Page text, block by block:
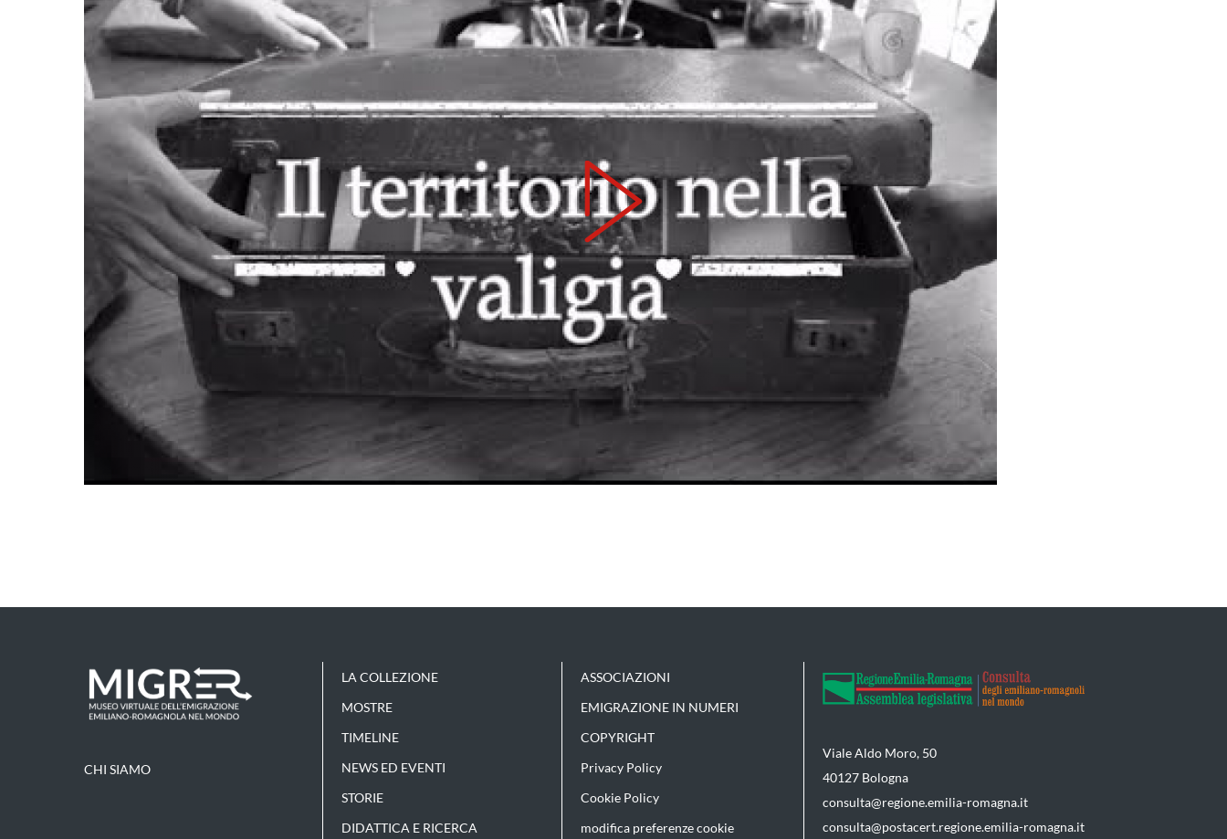
CHI SIAMO
LA COLLEZIONE
MOSTRE
TIMELINE
NEWS ED EVENTI
STORIE
DIDATTICA E RICERCA
ASSOCIAZIONI
EMIGRAZIONE IN NUMERI
COPYRIGHT
Privacy Policy
Cookie Policy
modifica preferenze cookie
Viale Aldo Moro, 50
40127 Bologna
consulta@regione.emilia-romagna.it
consulta@postacert.regione.emilia-romagna.it